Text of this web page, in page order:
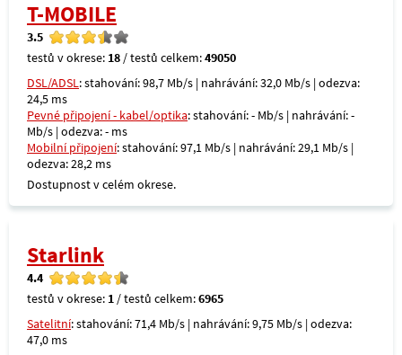
T-MOBILE
3.5
testů v okrese: 18 / testů celkem:49050
DSL/ADSL: stahování: 98,7 Mb/s | nahrávání: 32,0 Mb/s | odezva:
24,5 ms
Pevné připojení - kabel/optika: stahování: - Mb/s | nahrávání: -
Mb/s | odezva: - ms
Mobilní připojení: stahování: 97,1 Mb/s | nahrávání: 29,1 Mb/s |
odezva: 28,2 ms
Dostupnost v celém okrese.
Starlink
4.4
testů v okrese: 1 / testů celkem:6965
Satelitní: stahování: 71,4 Mb/s | nahrávání: 9,75 Mb/s | odezva:
47,0 ms